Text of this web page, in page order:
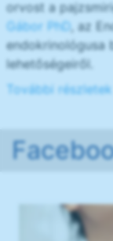
orvost a
Gábor PhD, az
endokrinológusa
lehetőségeiről.
További részletek